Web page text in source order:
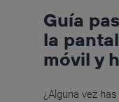
Guía
la
móvil y
¿Alguna vez